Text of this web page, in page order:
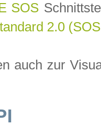
SOS
2.0
auch zur